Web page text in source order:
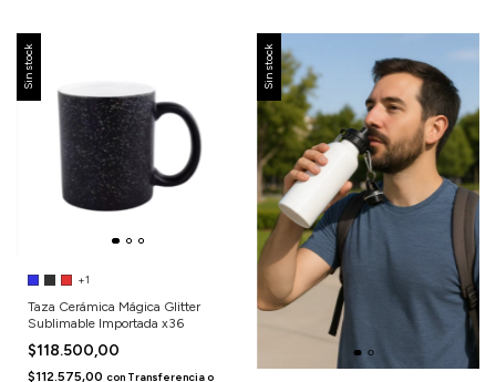
Sin stock
+1
Taza Cerámica Mágica Glitter
Sublimable Importada x36
$118.500,00
$112.575,00 con Transferencia o
Sin stock